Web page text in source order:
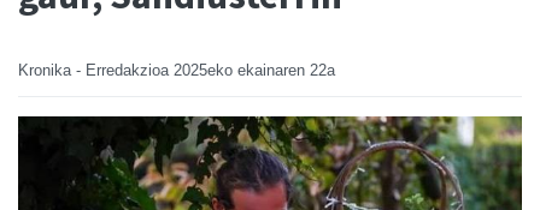
Kronika - Erredakzioa 2025eko ekainaren 22a